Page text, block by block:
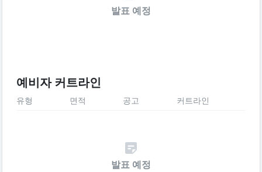
발표 예정
예비자 커트라인
유형 면적 공고 커트라인
발표 예정